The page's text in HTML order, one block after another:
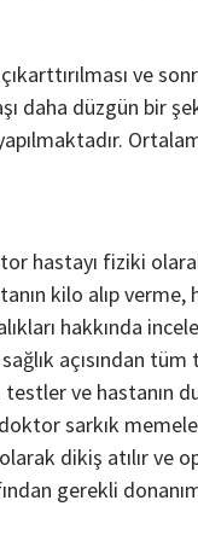
ve
daha düzgün bir
hastayı fiziki
kilo alıp
hakkında
açısından
ve hastanın
sarkık
dikiş atılır ve
gerekli